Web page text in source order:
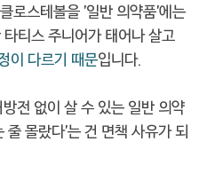
로스테볼을 '일반 의약품'에는
티스 주니어가 태어나 살고
이 다르기 때문입니다.
전 없이 살 수 있는 일반 의약
줄 몰랐다'는 건 면책 사유가 되